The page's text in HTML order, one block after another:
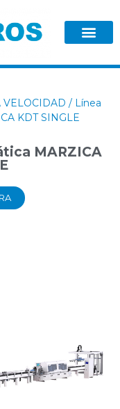
VELOCIDAD / Línea
KDT SINGLE
MARZICA